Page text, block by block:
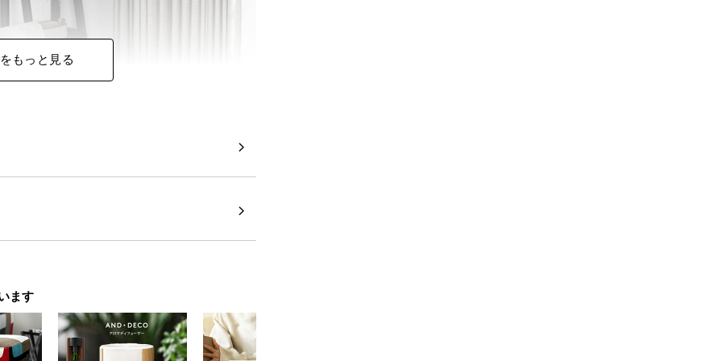
もっと見る
ます